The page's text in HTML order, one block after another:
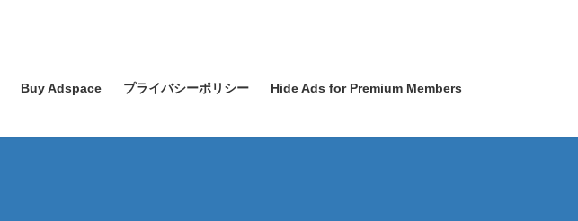
Buy Adspace プライバシーポリシー Hide Ads for Premium Members